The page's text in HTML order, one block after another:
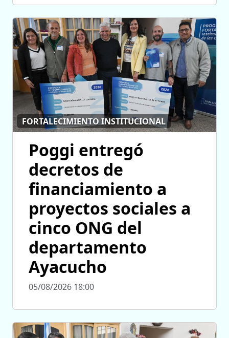
FORTALECIMIENTO INSTITUCIONAL
Poggi entregó
decretos de
financiamiento a
proyectos sociales a
cinco ONG del
departamento
Ayacucho
05/08/2026 18:00